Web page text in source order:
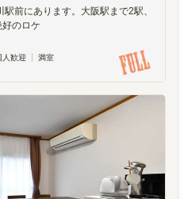
前にあります。大阪駅まで2駅、
のロケ
人歓迎 満室